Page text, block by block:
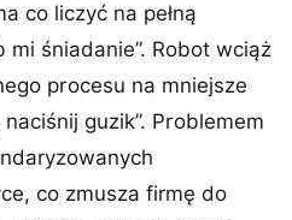
co liczyć na pełną
mi śniadanie”. Robot wciąż
procesu na mniejsze
guzik”. Problemem
co zmusza firmę do